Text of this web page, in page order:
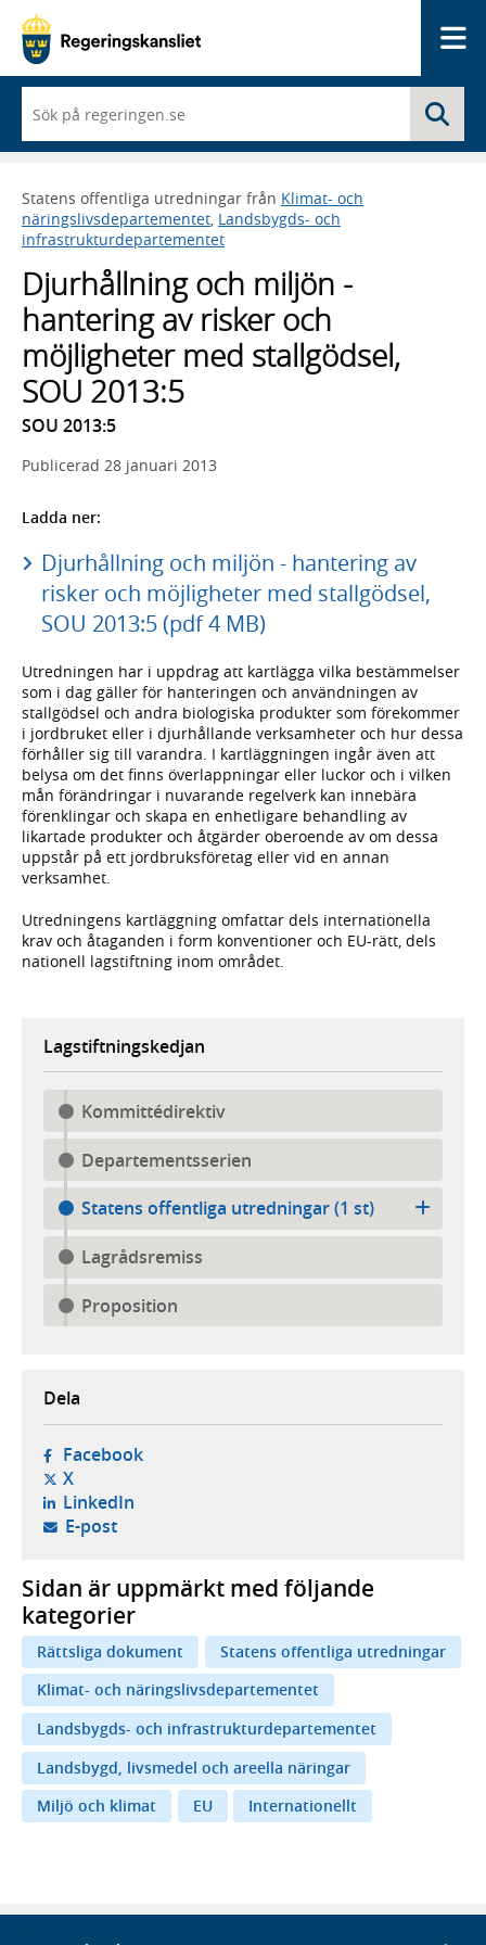
du
börjar
skriva
framträder
en
lista
sökförslag
Statens offentliga utredningar från Klimat- och
näringslivsdepartementet, Landsbygds- och
infrastrukturdepartementet
Djurhållning och miljön -
hantering av risker och
möjligheter med stallgödsel,
SOU 2013:5
SOU 2013:5
Publicerad 28 januari 2013
Ladda ner:
Djurhållning och miljön - hantering av
risker och möjligheter med stallgödsel,
SOU 2013:5 (pdf 4 MB)
Utredningen har i uppdrag att kartlägga vilka bestämmelser
som i dag gäller för hanteringen och användningen av
stallgödsel och andra biologiska produkter som förekommer
i jordbruket eller i djurhållande verksamheter och hur dessa
förhåller sig till varandra. I kartläggningen ingår även att
belysa om det finns överlappningar eller luckor och i vilken
mån förändringar i nuvarande regelverk kan innebära
förenklingar och skapa en enhetligare behandling av
likartade produkter och åtgärder oberoende av om dessa
uppstår på ett jordbruksföretag eller vid en annan
verksamhet.
Utredningens kartläggning omfattar dels internationella
krav och åtaganden i form konventioner och EU-rätt, dels
nationell lagstiftning inom området.
Lagstiftningskedjan
Kommittédirektiv
Departementsserien
Statens offentliga utredningar (1 st)
Lagrådsremiss
Proposition
Dela
Facebook- öppnas i ny flik, extern webbplats,
X- öppnas i ny flik, extern webbplats,
LinkedIn- öppnas i ny flik, extern webbplats,
E-post- öppnar din e-postklient,
Sidan är uppmärkt med följande
kategorier
Rättsliga dokument
Statens offentliga utredningar
Klimat- och näringslivsdepartementet
Landsbygds- och infrastrukturdepartementet
Landsbygd, livsmedel och areella näringar
Miljö och klimat
EU Internationellt